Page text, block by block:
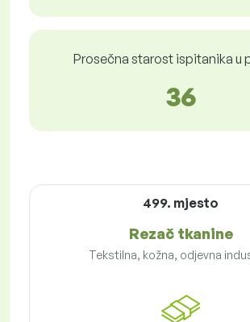
Prosečna starost ispitanika u
36
499. mjesto
Rezač tkanine
Tekstilna, kožna, odjevna